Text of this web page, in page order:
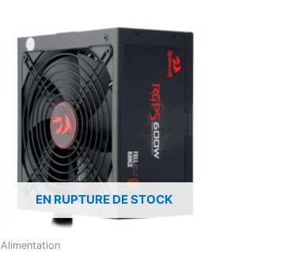
EN RUPTURE DE STOCK
Alimentation